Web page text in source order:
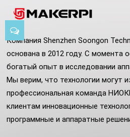
Компания Shenzhen Soongon
основана в 2012 году. С момента
богатый опыт в исследовании
Мы верим, что технологии могут
профессиональная команда
клиентам инновационные
программные и аппаратные